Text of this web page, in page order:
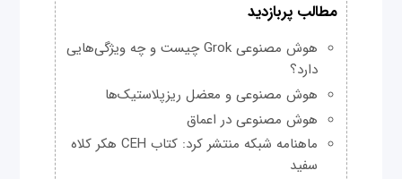
مطالب پربازدید
هوش مصنوعی Grok چیست و چه ویژگی‌هایی
دارد؟
هوش مصنوعی و معضل ریزپلاستیک‌ها
هوش مصنوعی در اعماق
ماهنامه شبکه منتشر کرد: کتاب CEH هکر کلاه
سفید